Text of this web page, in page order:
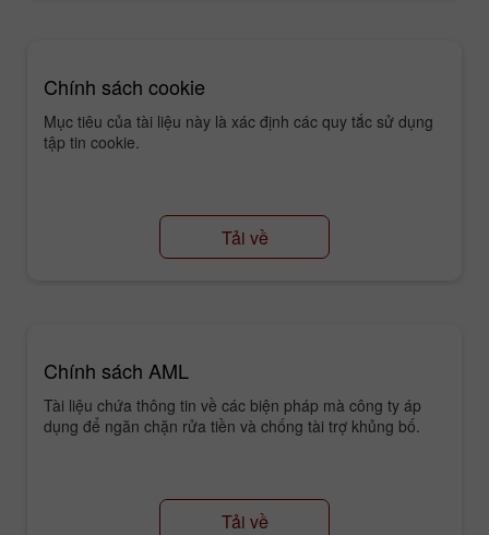
Chính sách cookie
Mục tiêu của tài liệu này là xác định các quy tắc sử dụng
tập tin cookie.
Tải về
Chính sách AML
Tài liệu chứa thông tin về các biện pháp mà công ty áp
dụng để ngăn chặn rửa tiền và chống tài trợ khủng bố.
Tải về